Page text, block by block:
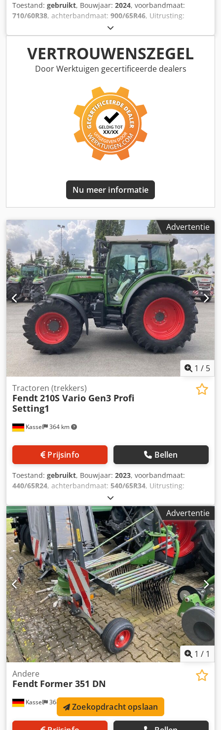
Toestand: gebruikt, Bouwjaar: 2024, voorbandmaat:
710/60R38, achterbandmaat: 900/65R46, Uitrusting:
, Section Control, belastingsgewicht
achterwielen 2x 1.000 kg, Fendt Stability / Control,
bandendrukregelsysteem Fendt VarioGrip,
omkeerventilator, koelbox, motorkapcamera /
infotainmentpakket, geleiding RTK NovAtel TI, Headland
VERTROUWENSZEGEL
Door Werktuigen gecertificeerde dealers
Nu meer informatie
Advertentie
1 / 5
Kassel 364 km
Tractoren (trekkers)
Fendt210S Vario Gen3 Profi
Setting1
Prijsinfo Bellen
Toestand: gebruikt, Bouwjaar: 2023, voorbandmaat:
440/65R24, achterbandmaat: 540/65R34, Uitrusting:
Advertentie
1 / 1
Kassel 364 km
Andere
Fendt Former 351 DN
Zoekopdracht opslaan